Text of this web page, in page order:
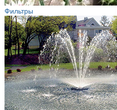
Фильтры